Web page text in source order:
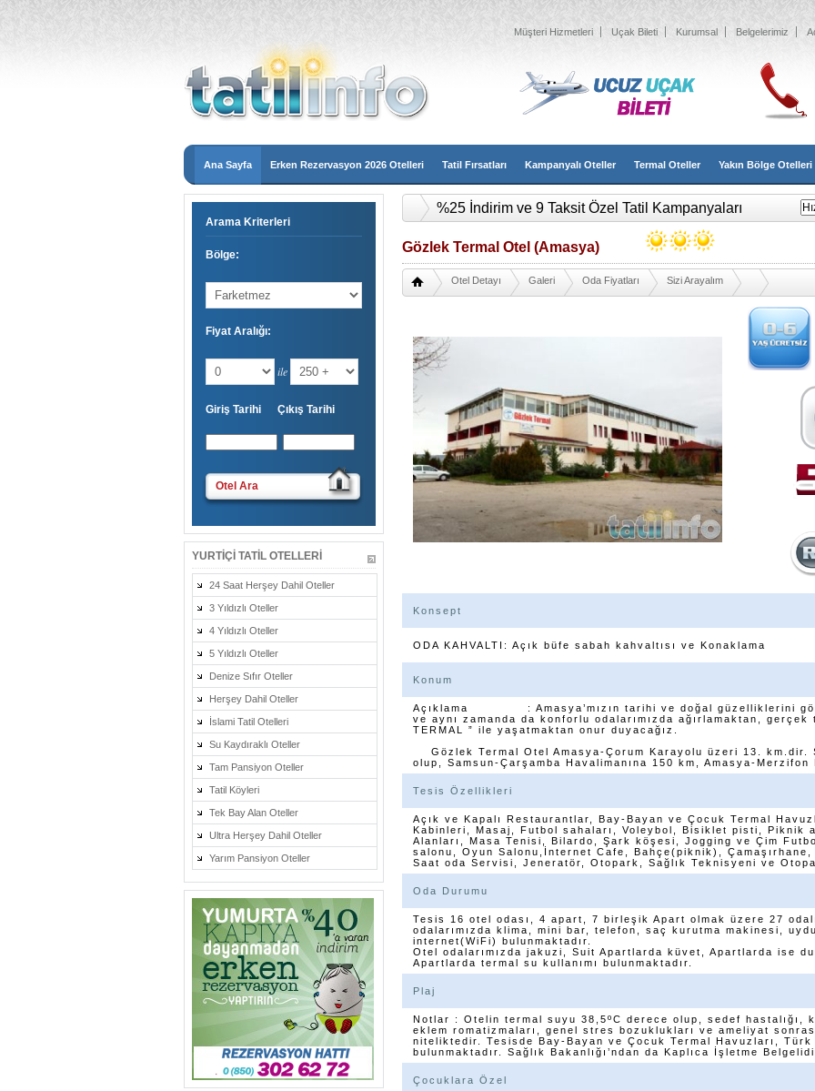
Müşteri Hizmetleri Uçak Bileti Kurumsal Belgelerimiz
Ana Sayfa Erken Rezervasyon 2026 Otelleri Tatil Fırsatları Kampanyalı Oteller Termal Oteller Yakın Bölge Otelleri
Arama Kriterleri
Bölge:
Fiyat Aralığı:
ile
Giriş Tarihi Çıkış Tarihi
Otel Ara
YURTIÇI TATIL OTELLERI
24 Saat Herşey Dahil Oteller
3 Yıldızlı Oteller
4 Yıldızlı Oteller
5 Yıldızlı Oteller
Denize Sıfır Oteller
Herşey Dahil Oteller
İslami Tatil Otelleri
Su Kaydıraklı Oteller
Tam Pansiyon Oteller
Tatil Köyleri
Tek Bay Alan Oteller
Ultra Herşey Dahil Oteller
Yarım Pansiyon Oteller
%25 İndirim ve 9 Taksit Özel Tatil Kampanyaları
Gözlek Termal Otel (Amasya)
Otel Detayı Galeri Oda Fiyatları Sizi Arayalım
Konsept
ODA KAHVALTI: Açık büfe sabah kahvaltısı ve Konaklama
Konum
Açıklama : Amasya’mızın tarihi ve doğal güzelliklerini
ve aynı zamanda da konforlu odalarımızda ağırlamaktan,
TERMAL ” ile yaşatmaktan onur duyacağız.
Gözlek Termal Otel Amasya-Çorum Karayolu üzeri 13. km.dir.
olup, Samsun-Çarşamba Havalimanına 150 km, Amasya-Merzifon
Tesis Özellikleri
Açık ve Kapalı Restaurantlar, Bay-Bayan ve Çocuk Termal
Kabinleri, Masaj, Futbol sahaları, Voleybol, Bisiklet pisti, Piknik
Alanları, Masa Tenisi, Bilardo, Şark köşesi, Jogging ve Çim
salonu, Oyun Salonu,İnternet Cafe, Bahçe(piknik),
Saat oda Servisi, Jeneratör, Otopark, Sağlık Teknisyeni ve
Oda Durumu
Tesis 16 otel odası, 4 apart, 7 birleşik Apart olmak üzere 27
odalarımızda klima, mini bar, telefon, saç kurutma makinesi,
internet(WiFi) bulunmaktadır.
Otel odalarımızda jakuzi, Suit Apartlarda küvet, Apartlarda ise
Apartlarda termal su kullanımı bulunmaktadır.
Plaj
Notlar : Otelin termal suyu 38,5ºC derece olup, sedef hastalığı,
eklem romatizmaları, genel stres bozuklukları ve ameliyat
niteliktedir. Tesisde Bay-Bayan ve Çocuk Termal Havuzları, Türk
bulunmaktadır. Sağlık Bakanlığı’ndan da Kaplıca İşletme
Çocuklara Özel